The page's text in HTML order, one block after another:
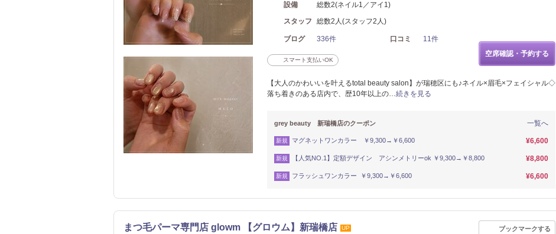
設備
総数2(ネイル1／アイ1)
スタッフ
総数2人(スタッフ2人)
ブログ 336件 口コミ 11件
スマート支払いOK
空席確認・予約する
【大人のかわいいを叶えるtotal beauty salon】が瑞穂区にも♪ネイル×眉毛×フェイシャル◇
落ち着きのある店内で、歴10年以上の…続きを見る
一覧へ
grey beauty 新瑞橋店のクーポン
新規 マグネットワンカラー ￥9,300→￥6,600 ¥6,600
新規 【人気NO.1】定額デザイン アシンメトリーok ￥9,300→￥8,800 ¥8,800
新規 フラッシュワンカラー ￥9,300→￥6,600 ¥6,600
まつ毛パーマ専門店 glowm 【グロウム】新瑞橋店 UP ブックマークする